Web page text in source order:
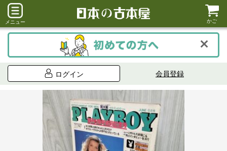
メニュー かご
ログイン 会員登録